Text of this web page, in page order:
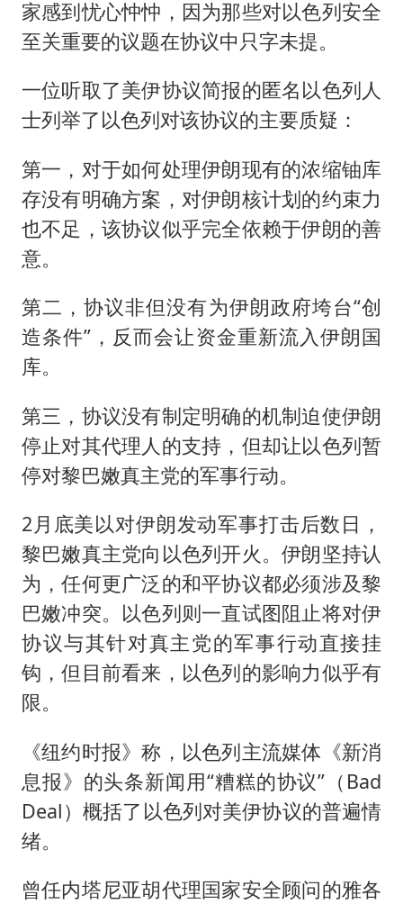
家感到忧心忡忡，因为那些对以色列安全
至关重要的议题在协议中只字未提。
一位听取了美伊协议简报的匿名以色列人
士列举了以色列对该协议的主要质疑：
第一，对于如何处理伊朗现有的浓缩铀库
存没有明确方案，对伊朗核计划的约束力
也不足，该协议似乎完全依赖于伊朗的善
意。
第二，协议非但没有为伊朗政府垮台“创
造条件”，反而会让资金重新流入伊朗国
库。
第三，协议没有制定明确的机制迫使伊朗
停止对其代理人的支持，但却让以色列暂
停对黎巴嫩真主党的军事行动。
2月底美以对伊朗发动军事打击后数日，
黎巴嫩真主党向以色列开火。伊朗坚持认
为，任何更广泛的和平协议都必须涉及黎
巴嫩冲突。以色列则一直试图阻止将对伊
协议与其针对真主党的军事行动直接挂
钩，但目前看来，以色列的影响力似乎有
限。
《纽约时报》称，以色列主流媒体《新消
息报》的头条新闻用“糟糕的协议”（Bad
Deal）概括了以色列对美伊协议的普遍情
绪。
曾任内塔尼亚胡代理国家安全顾问的雅各